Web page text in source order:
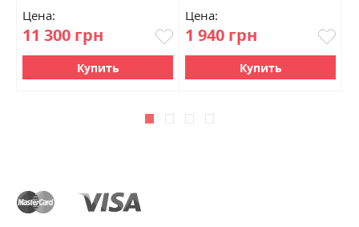
Цена:
11 300 грн
Купить
Цена:
1 940 грн
Купить